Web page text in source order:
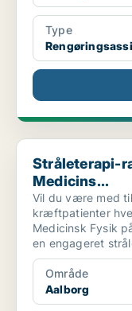
Type
Stråleterapi-
Stråleterapi-
Medicins...
Vil du være med
kræftpatienter
Medicinsk Fysik
en engageret
Område
Aalborg